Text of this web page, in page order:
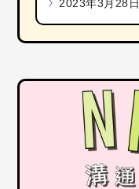
2023年3月28日